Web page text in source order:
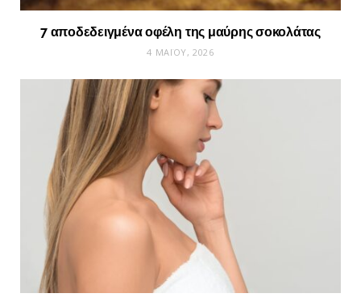
7 αποδεδειγμένα οφέλη της μαύρης σοκολάτας
4 ΜΑΪ́ΟΥ, 2026